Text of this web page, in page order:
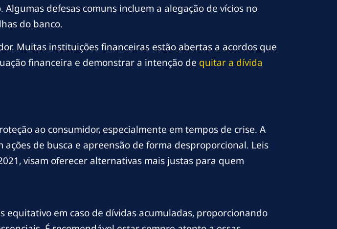
defesas comuns incluem a alegação de vícios no
do banco.
Muitas instituições financeiras estão abertas a acordos que
financeira e demonstrar a intenção de quitar a dívida
ao consumidor, especialmente em tempos de crise. A
de busca e apreensão de forma desproporcional. Leis
visam oferecer alternativas mais justas para quem
em caso de dívidas acumuladas, proporcionando